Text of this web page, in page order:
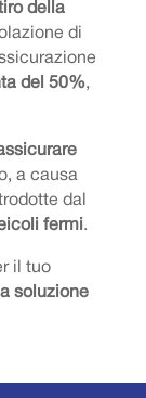
della
di
del 50%,
a causa
dal
fermi .
il tuo
la soluzione